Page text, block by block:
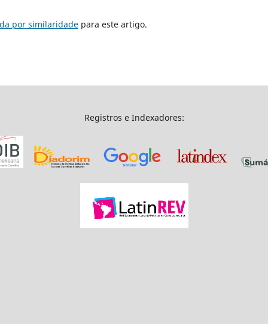
por similaridade para este artigo.
Registros e Indexadores: